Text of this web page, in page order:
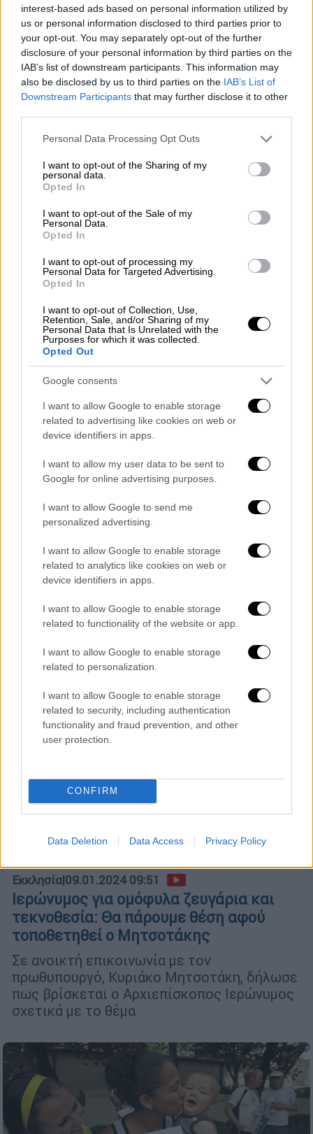
interest-based ads based on personal information utilized by
us or personal information disclosed to third parties prior to
your opt-out. You may separately opt-out of the further
disclosure of your personal information by third parties on the
IAB’s list of downstream participants. This information may
also be disclosed by us to third parties on the IAB’s List of
Downstream Participants that may further disclose it to other
Please note that this website/app uses one or more Google
not limited to your visit or usage behaviour. You may click to
grant or deny consent to Google and its third-party tags to
use your data for below specified purposes in below Google
consent section.
Personal Data Processing Opt Outs
I want to opt-out of the Sharing of my
personal data.
Opted In
I want to opt-out of the Sale of my
Personal Data.
Opted In
I want to opt-out of processing my
Personal Data for Targeted Advertising.
Opted In
I want to opt-out of Collection, Use,
Retention, Sale, and/or Sharing of my
Personal Data that Is Unrelated with the
Purposes for which it was collected.
Opted Out
Google consents
I want to allow Google to enable storage
related to advertising like cookies on web or
device identifiers in apps.
I want to allow my user data to be sent to
Google for online advertising purposes.
I want to allow Google to send me
personalized advertising.
I want to allow Google to enable storage
related to analytics like cookies on web or
device identifiers in apps.
I want to allow Google to enable storage
related to functionality of the website or app.
I want to allow Google to enable storage
related to personalization.
I want to allow Google to enable storage
related to security, including authentication
functionality and fraud prevention, and other
user protection.
CONFIRM
Data Deletion Data Access Privacy Policy
Lifestyle|17.01.2024 13:00
Κλέλια Ρένεση: «Το μόνο παρά φύσιν
έργο που ζούμε, είναι η εξαθλίωση του
γένους μας» - Τι είπε για την παρένθετη
μητρότητα
αναφορικά με το νομοσχέδιο για την
τεκνοθεσία από ομόφυλα ζευγάρια
Σεργουλόπουλος: «Το μόνο που δεν
μπορώ να εξηγήσω στον γιο μου είναι
γιατί δεν είμαστε ίσοι»
Ο Φώτης Σεργουλόπουλος απάντησε σε μια
σειρά ερωτημάτων που έχουν δημιουργηθεί
σε σχέση με το πολυσυζητημένο νομοσχέδιο
για τον γάμο των ομόφυλων ζευγαριών
Εκκλησία|09.01.2024 09:51
Ιερώνυμος για ομόφυλα ζευγάρια και
τεκνοθεσία: Θα πάρουμε θέση αφού
τοποθετηθεί ο Μητσοτάκης
Σε ανοικτή επικοινωνία με τον
πρωθυπουργό, Κυριάκο Μητσοτάκη, δήλωσε
πως βρίσκεται ο Αρχιεπίσκοπος Ιερώνυμος
σχετικά με το θέμα